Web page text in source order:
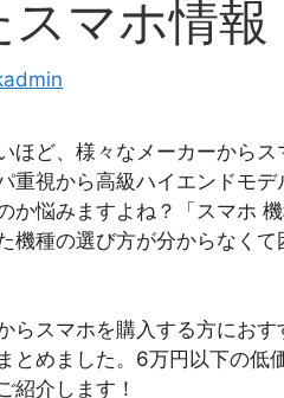
スマホ情
ほど、様々なメーカーから
重視から高級ハイエンドモ
か悩みますよね？「スマホ
機種の選び方が分からなく
らスマホを購入する方にお
とめました。6万円以下の低
紹介します！